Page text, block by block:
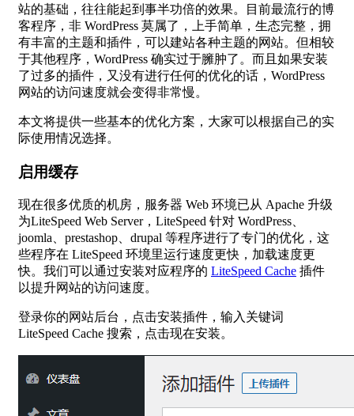
站的基础，往往能起到事半功倍的效果。目前最流行的博
客程序，非 WordPress 莫属了，上手简单，生态完整，拥
有丰富的主题和插件，可以建站各种主题的网站。但相较
于其他程序，WordPress 确实过于臃肿了。而且如果安装
了过多的插件，又没有进行任何的优化的话，WordPress
网站的访问速度就会变得非常慢。
本文将提供一些基本的优化方案，大家可以根据自己的实
际使用情况选择。
启用缓存
现在很多优质的机房，服务器 Web 环境已从 Apache 升级
为LiteSpeed Web Server，LiteSpeed 针对 WordPress、
joomla、prestashop、drupal 等程序进行了专门的优化，这
些程序在 LiteSpeed 环境里运行速度更快，加载速度更
快。我们可以通过安装对应程序的 LiteSpeed Cache 插件
以提升网站的访问速度。
登录你的网站后台，点击安装插件，输入关键词
LiteSpeed Cache 搜索，点击现在安装。